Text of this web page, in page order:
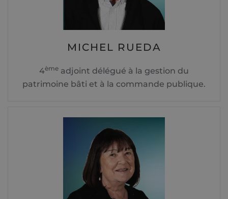
MICHEL RUEDA
4ème adjoint délégué à la gestion du
patrimoine bâti et à la commande publique.